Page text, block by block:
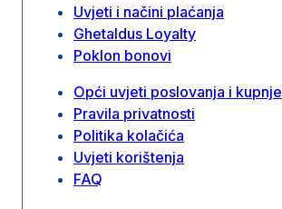
Uvjeti i načini plaćanja
Ghetaldus Loyalty
Poklon bonovi
Opći uvjeti poslovanja i kupnje
Pravila privatnosti
Politika kolačića
Uvjeti korištenja
FAQ